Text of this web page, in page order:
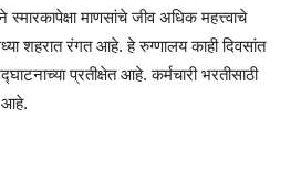
स्मारकापेक्षा माणसांचे जीव अधिक महत्त्वाचे
शहरात रंगत आहे. हे रुग्णालय काही दिवसांत
प्रतीक्षेत आहे. कर्मचारी भरतीसाठी
आहे.